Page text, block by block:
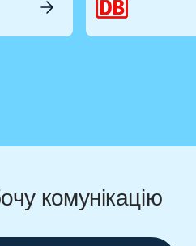
комунікацію